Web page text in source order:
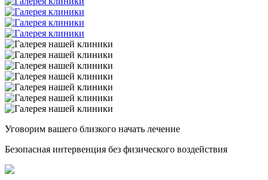
Уговорим вашего близкого начать лечение
Безопасная интервенция без физического воздействия